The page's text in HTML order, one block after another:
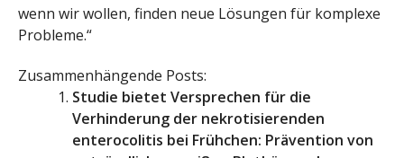
wenn wir wollen, finden neue Lösungen für komplexe
Probleme.“
Zusammenhängende Posts:
Studie bietet Versprechen für die
Verhinderung der nekrotisierenden
enterocolitis bei Frühchen: Prävention von